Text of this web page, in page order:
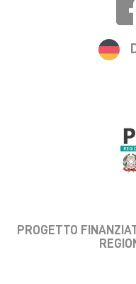
PROGETTO